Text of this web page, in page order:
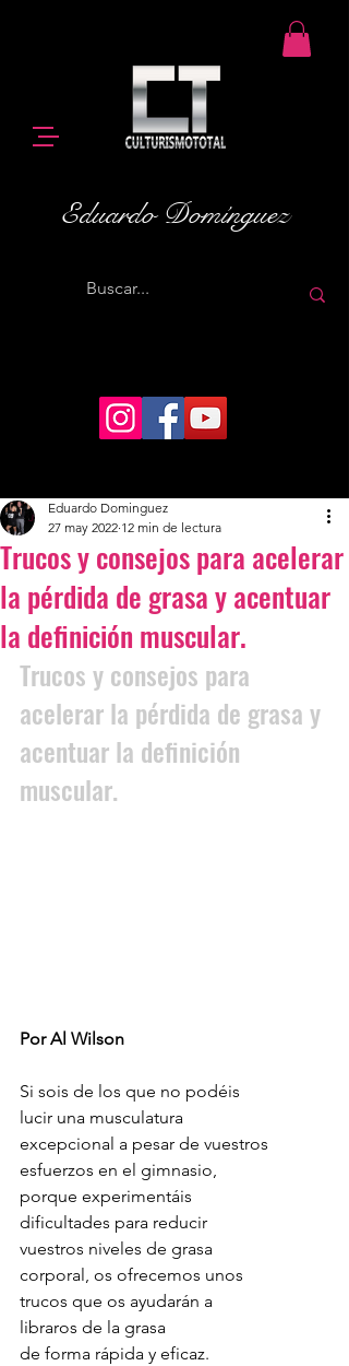
Eduardo Domínguez
Trucos y consejos para acelerar
la pérdida de grasa y acentuar
la definición muscular.
Eduardo Dominguez
27 may 2022 12 min de lectura
Trucos y consejos para
acelerar la pérdida de grasa y
acentuar la definición
muscular.
Por Al Wilson
Si sois de los que no podéis
lucir una musculatura
excepcional a pesar de vuestros
esfuerzos en el gimnasio,
porque experimentáis
dificultades para reducir
vuestros niveles de grasa
corporal, os ofrecemos unos
trucos que os ayudarán a
libraros de la grasa
de forma rápida y eficaz.